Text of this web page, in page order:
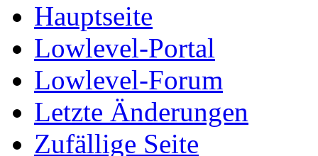
Hauptseite
Lowlevel-Portal
Lowlevel-Forum
Letzte Änderungen
Zufällige Seite